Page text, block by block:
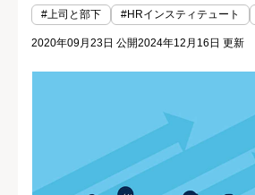
#上司と部下 #HRインスティテュート
2020年09月23日 公開2024年12月16日 更新